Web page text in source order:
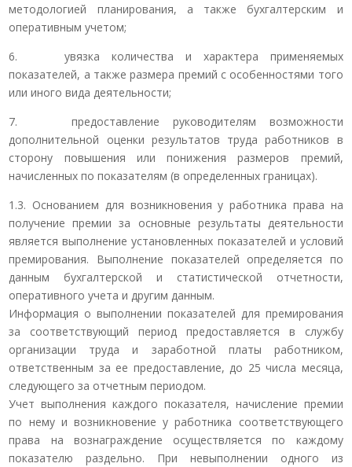
методологией планирования, а также бухгалтерским и
оперативным учетом;
6. увязка количества и характера применяемых
показателей, а также размера премий с особенностями того
или иного вида деятельности;
7. предоставление руководителям возможности
дополнительной оценки результатов труда работников в
сторону повышения или понижения размеров премий,
начисленных по показателям (в определенных границах).
1.3. Основанием для возникновения у работника права на
получение премии за основные результаты деятельности
является выполнение установленных показателей и условий
премирования. Выполнение показателей определяется по
данным бухгалтерской и статистической отчетности,
оперативного учета и другим данным.
Информация о выполнении показателей для премирования
за соответствующий период предоставляется в службу
организации труда и заработной платы работником,
ответственным за ее предоставление, до 25 числа месяца,
следующего за отчетным периодом.
Учет выполнения каждого показателя, начисление премии
по нему и возникновение у работника соответствующего
права на вознаграждение осуществляется по каждому
показателю раздельно. При невыполнении одного из